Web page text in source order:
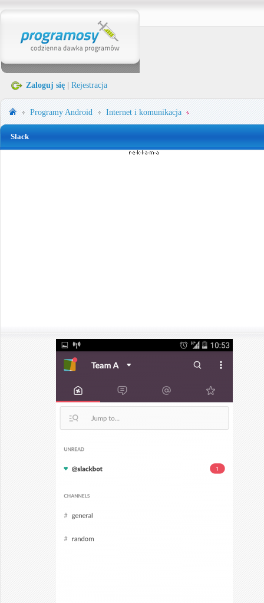
Zaloguj się Rejestracja
ProgramyAndroid Internet i komunikacja
Slack